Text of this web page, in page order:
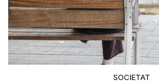
SOCIETAT